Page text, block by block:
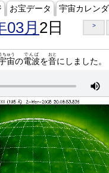
お宝データ 宇宙カレン
03月 2日 >
宙
ちゅう
の電波
でんぱ
を音
おと
にしました。